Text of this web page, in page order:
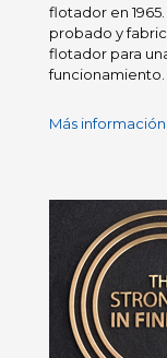
flotador en
probado y
flotador para
funcionamiento.
Más información